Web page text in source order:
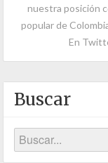
nuestra posición
popular de
En
Buscar